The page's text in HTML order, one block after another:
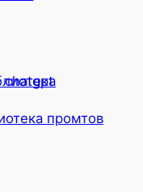
промтов